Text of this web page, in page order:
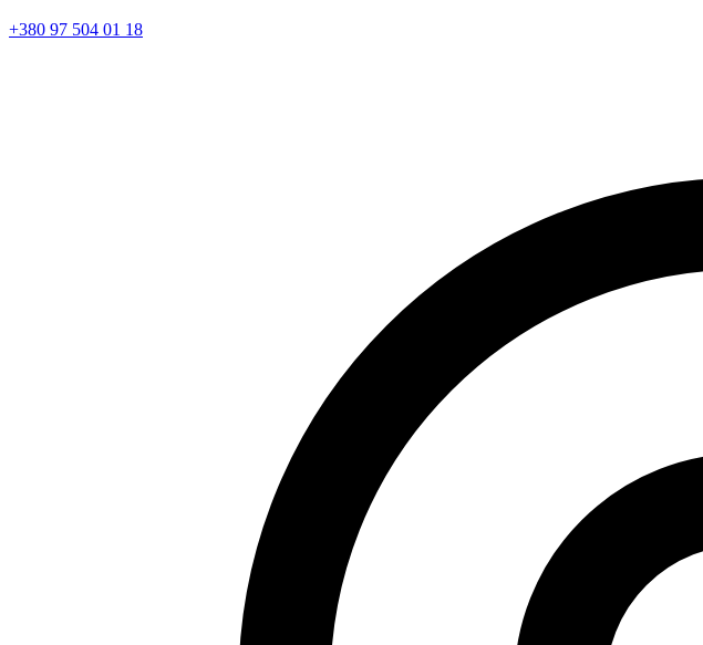
+380 97 504 01 18